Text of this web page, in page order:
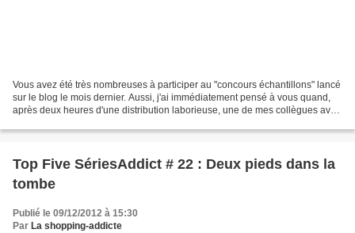
Vous avez été très nombreuses à participer au "concours échantillons" lancé
sur le blog le mois dernier. Aussi, j'ai immédiatement pensé à vous quand,
après deux heures d'une distribution laborieuse, une de mes collègues avait
Top Five SériesAddict # 22 : Deux pieds dans la
tombe
Publié le 09/12/2012 à 15:30
Par La shopping-addicte